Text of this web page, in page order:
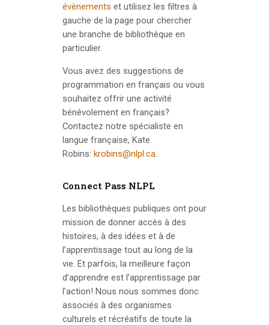
évènements et utilisez les filtres à
gauche de la page pour chercher
une branche de bibliothèque en
particulier.
Vous avez des suggestions de
programmation en français ou vous
souhaitez offrir une activité
bénévolement en français?
Contactez notre spécialiste en
langue française, Kate
Robins: krobins@nlpl.ca.
Connect Pass NLPL
Les bibliothèques publiques ont pour
mission de donner accès à des
histoires, à des idées et à de
l’apprentissage tout au long de la
vie. Et parfois, la meilleure façon
d’apprendre est l’apprentissage par
l’action! Nous nous sommes donc
associés à des organismes
culturels et récréatifs de toute la